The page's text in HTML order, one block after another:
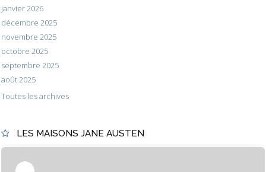
janvier 2026
décembre 2025
novembre 2025
octobre 2025
septembre 2025
août 2025
Toutes les archives
LES MAISONS JANE AUSTEN